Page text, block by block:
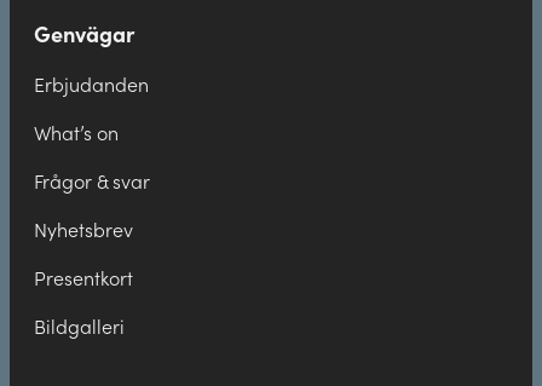
Genvägar
Erbjudanden
What’s on
Frågor & svar
Nyhetsbrev
Presentkort
Bildgalleri